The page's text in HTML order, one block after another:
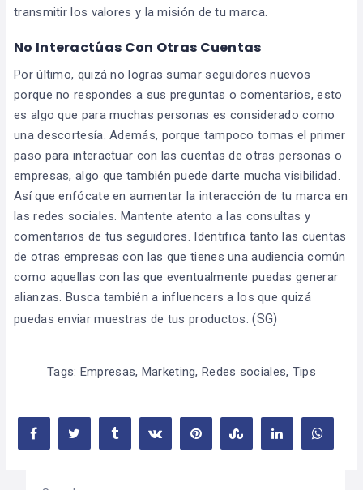
transmitir los valores y la misión de tu marca.
No Interactúas Con Otras Cuentas
Por último, quizá no logras sumar seguidores nuevos
porque no respondes a sus preguntas o comentarios, esto
es algo que para muchas personas es considerado como
una descortesía. Además, porque tampoco tomas el primer
paso para interactuar con las cuentas de otras personas o
empresas, algo que también puede darte mucha visibilidad.
Así que enfócate en aumentar la interacción de tu marca en
las redes sociales. Mantente atento a las consultas y
comentarios de tus seguidores. Identifica tanto las cuentas
de otras empresas con las que tienes una audiencia común
como aquellas con las que eventualmente puedas generar
alianzas. Busca también a influencers a los que quizá
puedas enviar muestras de tus productos.(SG)
Tags: Empresas, Marketing,Redes sociales, Tips